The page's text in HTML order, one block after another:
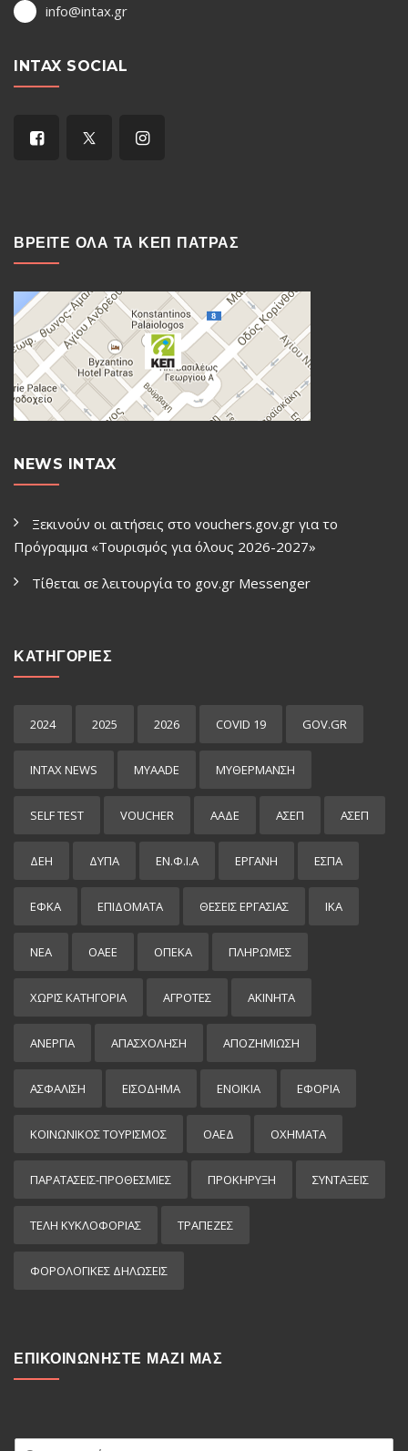
info@intax.gr
INTAX SOCIAL
ΒΡΕΙΤΕ ΟΛΑ ΤΑ ΚΕΠ ΠΑΤΡΑΣ
NEWS INTAX
Ξεκινούν οι αιτήσεις στο vouchers.gov.gr για το
Πρόγραμμα «Τουρισμός για όλους 2026-2027»
Τίθεται σε λειτουργία το gov.gr Μessenger
ΚΑΤΗΓΟΡΙΕΣ
2024 2025 2026 COVID 19 GOV.GR
INTAX NEWS MYAADE MYΘΈΡΜΑΝΣΗ
SELF TEST VOUCHER ΑΑΔΕ ΑΣΕΠ ΑΣΕΠ
ΔΕΗ ΔΥΠΑ ΕΝ.Φ.Ι.Α ΕΡΓΑΝΗ ΕΣΠΑ
ΕΦΚΑ ΕΠΙΔΌΜΑΤΑ ΘΕΣΕΙΣ ΕΡΓΑΣΙΑΣ ΙΚΑ
ΝΕΑ ΟΑΕΕ ΟΠΕΚΑ ΠΛΗΡΩΜΕΣ
ΧΩΡΊΣ ΚΑΤΗΓΟΡΊΑ ΑΓΡΟΤΕΣ ΑΚΙΝΗΤΑ
ΑΝΕΡΓΙΑ ΑΠΑΣΧΟΛΗΣΗ ΑΠΟΖΗΜΙΩΣΗ
ΑΣΦΑΛΙΣΗ ΕΙΣΌΔΗΜΑ ΕΝΟΙΚΙΑ ΕΦΟΡΙΑ
ΚΟΙΝΩΝΙΚΟΣ ΤΟΥΡΙΣΜΟΣ ΟΑΕΔ ΟΧΗΜΑΤΑ
ΠΑΡΑΤΑΣΕΙΣ-ΠΡΟΘΕΣΜΙΕΣ ΠΡΟΚΉΡΥΞΗ ΣΥΝΤΑΞΕΙΣ
ΤΕΛΗ ΚΥΚΛΟΦΟΡΙΑΣ ΤΡΑΠΕΖΕΣ
ΦΟΡΟΛΟΓΙΚΕΣ ΔΗΛΩΣΕΙΣ
ΕΠΙΚΟΙΝΩΝΗΣΤΕ ΜΑΖΙ ΜΑΣ
Ο